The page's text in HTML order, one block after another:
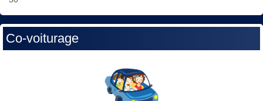
Co-voiturage